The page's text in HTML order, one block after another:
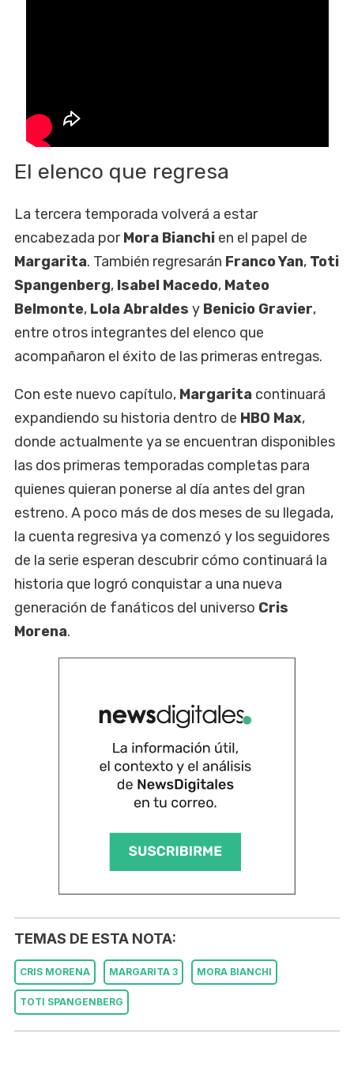
El elenco que regresa
La tercera temporada volverá a estar
encabezada porMora Bianchi en el papel de
Margarita. También regresarán Franco Yan, Toti
Spangenberg, Isabel Macedo, Mateo
Belmonte, Lola Abraldes y Benicio Gravier,
entre otros integrantes del elenco que
acompañaron el éxito de las primeras entregas.
Con este nuevo capítulo, Margarita continuará
expandiendo su historia dentro de HBO Max,
donde actualmente ya se encuentran disponibles
las dos primeras temporadas completas para
quienes quieran ponerse al día antes del gran
estreno. A poco más de dos meses de su llegada,
la cuenta regresiva ya comenzó y los seguidores
de la serie esperan descubrir cómo continuará la
historia que logró conquistar a una nueva
generación de fanáticos del universo Cris
Morena.
TEMAS DE ESTA NOTA:
CRIS MORENA MARGARITA 3 MORA BIANCHI
TOTI SPANGENBERG